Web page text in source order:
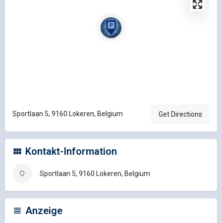
Sportlaan 5, 9160 Lokeren, Belgium Get Directions
Kontakt-Information
Sportlaan 5, 9160 Lokeren, Belgium
Anzeige